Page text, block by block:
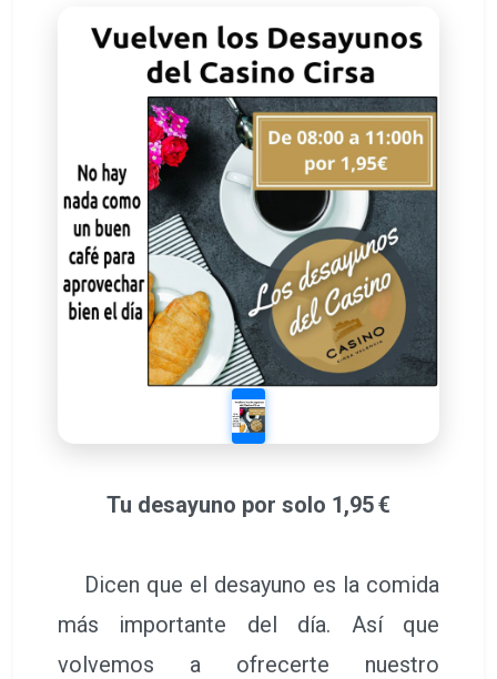
Tu desayuno por solo 1,95 €
Dicen que el desayuno es la comida
más importante del día. Así que
volvemos a ofrecerte nuestro